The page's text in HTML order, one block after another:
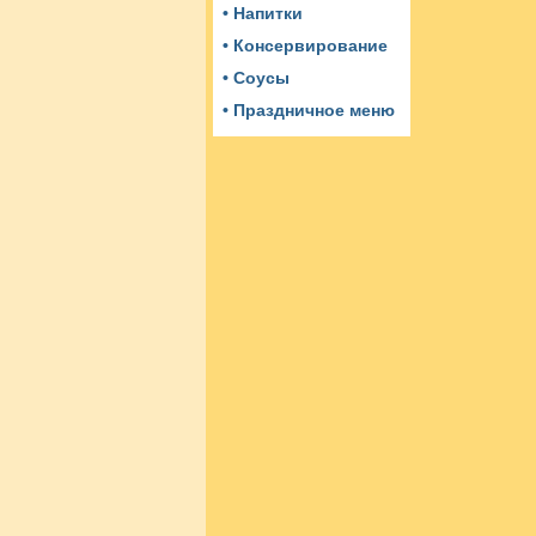
• Напитки
• Консервирование
• Соусы
• Праздничное меню